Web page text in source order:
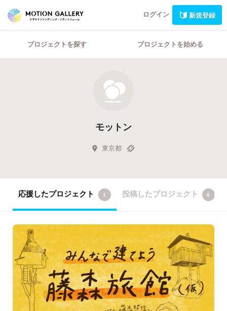
ログイン 新規登録
プロジェクトを探す プロジェクトを始める
モットン
東京都
応援したプロジェクト 1 投稿したプロジェクト 0